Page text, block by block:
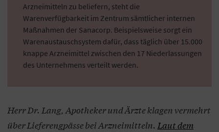
Arzneimitteln zu beliefern, steht die
Warenverfügbarkeit im Zentrum sämtlicher internen
Maßnahmen der Sanacorp. Beispielsweise sorgt ein
Warenaustauschsystem dafür, dass täglich über 15.000
knappe Arzneimittel zwischen den 17 Niederlassungen
des Unternehmens verteilt werden.
Herr Dr. Lang, Apotheker und Ärzte klagen vermehrt
über Lieferengpässe bei Arzneimitteln. Laut dem